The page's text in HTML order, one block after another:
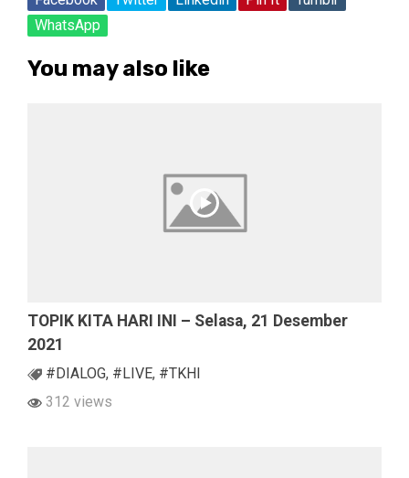
WhatsApp
You may also like
TOPIK KITA HARI INI – Selasa, 21 Desember
2021
#DIALOG, #LIVE, #TKHI
312 views